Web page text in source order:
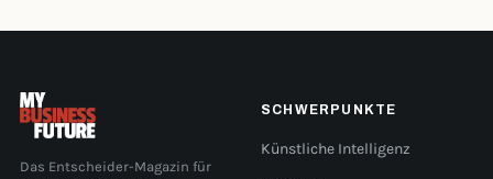
Das Entscheider-Magazin für
SCHWERPUNKTE
Künstliche Intelligenz